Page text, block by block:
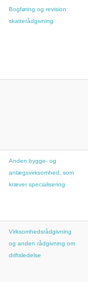
Bogføring og revision:
skatterådgivning
Anden bygge- og
anlægsvirksomhed, som
kræver specialisering
Virksomhedsrådgivning
og anden rådgivning om
driftsledelse